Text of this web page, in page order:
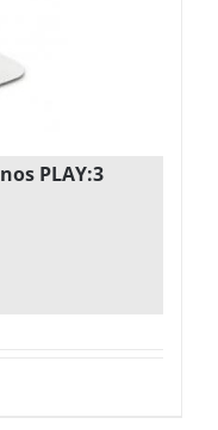
PLAY:3